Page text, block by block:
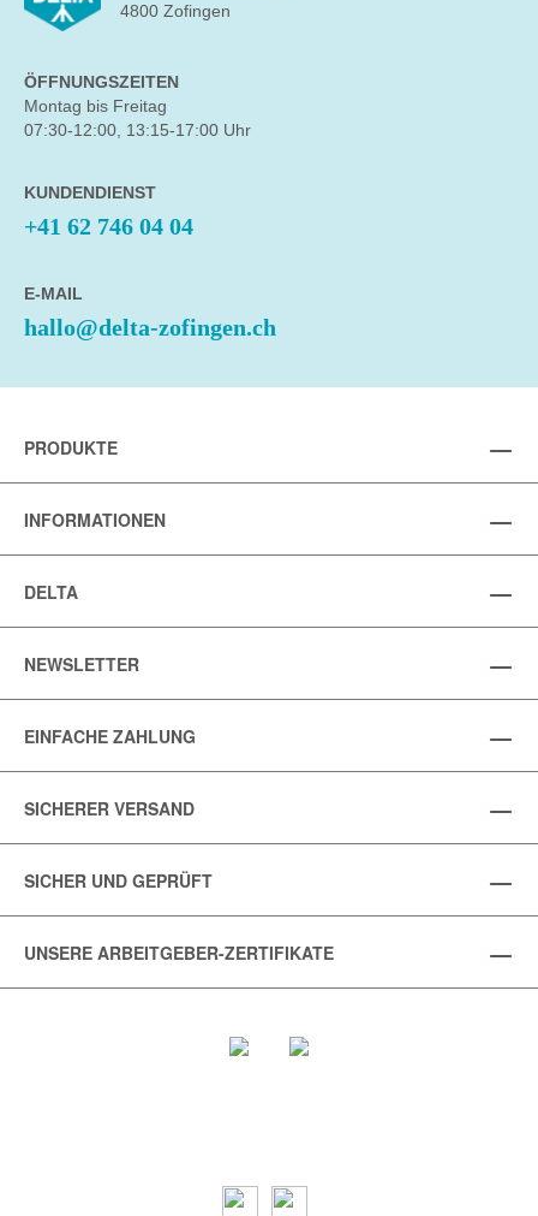
4800 Zofingen
ÖFFNUNGSZEITEN
Montag bis Freitag
07:30-12:00, 13:15-17:00 Uhr
KUNDENDIENST
+41 62 746 04 04
E-MAIL
hallo@delta-zofingen.ch
PRODUKTE
INFORMATIONEN
DELTA
NEWSLETTER
EINFACHE ZAHLUNG
SICHERER VERSAND
SICHER UND GEPRÜFT
UNSERE ARBEITGEBER-ZERTIFIKATE